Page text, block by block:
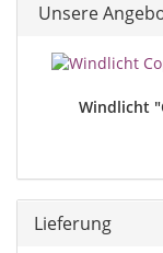
Unsere
Windlicht
Lieferung